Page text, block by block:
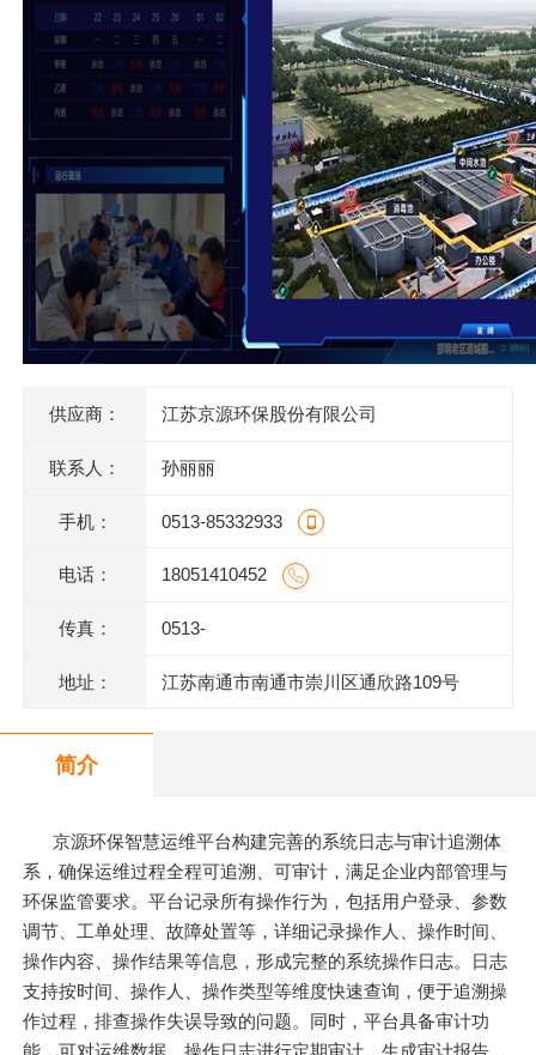
供应商： 江苏京源环保股份有限公司
联系人： 孙丽丽
手机： 0513-85332933
电话： 18051410452
传真： 0513-
地址： 江苏南通市南通市崇川区通欣路109号
简介
京源环保智慧运维平台构建完善的系统日志与审计追溯体
系，确保运维过程全程可追溯、可审计，满足企业内部管理与
环保监管要求。平台记录所有操作行为，包括用户登录、参数
调节、工单处理、故障处置等，详细记录操作人、操作时间、
操作内容、操作结果等信息，形成完整的系统操作日志。日志
支持按时间、操作人、操作类型等维度快速查询，便于追溯操
作过程，排查操作失误导致的问题。同时，平台具备审计功